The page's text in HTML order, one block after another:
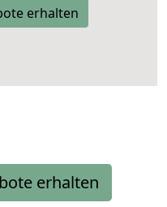
erhalten
erhalten